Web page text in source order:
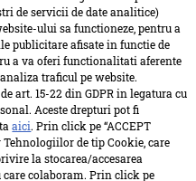
de servicii de date analitice)
ului sa functioneze, pentru a
publicitare afisate in functie de
a va oferi functionalitati aferente
traficul pe website.
art. 15-22 din GDPR in legatura cu
Aceste drepturi pot fi
aici. Prin click pe “ACCEPT
Tehnologiilor de tip Cookie, care
la stocarea/accesarea
colaboram. Prin click pe